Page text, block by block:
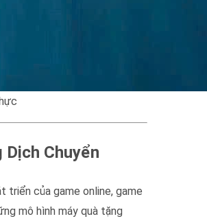
Chuyển
triển của game online, game
mô hình máy quà tặng